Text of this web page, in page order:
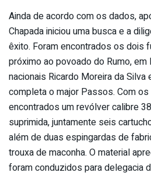
Ainda de acordo com os dados,
Chapada iniciou uma busca e a
êxito. Foram encontrados os dois
próximo ao povoado do Rumo,
nacionais Ricardo Moreira da Silva
completa o major Passos. Com
encontrados um revólver calibre
suprimida, juntamente seis
além de duas espingardas de
trouxa de maconha. O material
foram conduzidos para delegacia